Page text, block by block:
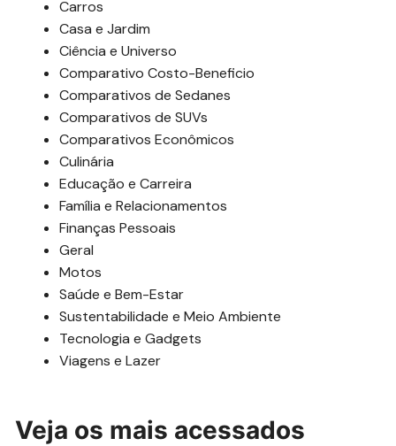
Carros
Casa e Jardim
Ciência e Universo
Comparativo Costo-Beneficio
Comparativos de Sedanes
Comparativos de SUVs
Comparativos Econômicos
Culinária
Educação e Carreira
Família e Relacionamentos
Finanças Pessoais
Geral
Motos
Saúde e Bem-Estar
Sustentabilidade e Meio Ambiente
Tecnologia e Gadgets
Viagens e Lazer
Veja os mais acessados